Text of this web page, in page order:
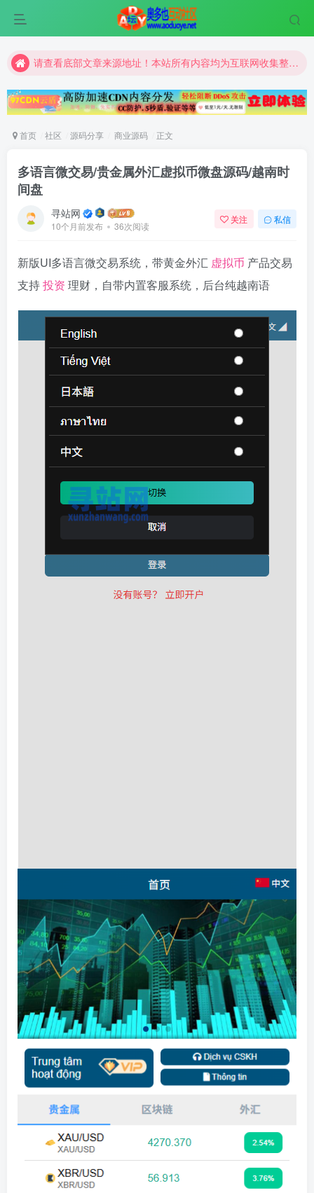
请查看底部文章来源地址！本站所有内容均为互联网收集整理和网友上传。仅限于学习研究，切勿用于商业用途。
请查看底部文章来源地址！本站所有内容均为互联网收集整理和网友上传。仅限于学习研究，切勿用于商业用途。
请查看底部文章来源地址！本站所有内容均为互联网收集整理和网友上传。仅限于学习研究，切勿用于商业用途。
首页 社区 源码分享 商业源码 正文
多语言微交易/贵金属外汇虚拟币微盘源码/越南时
间盘
寻站网
10个月前发布 36次阅读
关注 私信
新版UI多语言微交易系统，带黄金外汇 虚拟币 产品交易
支持投资 理财，自带内置客服系统，后台纯越南语